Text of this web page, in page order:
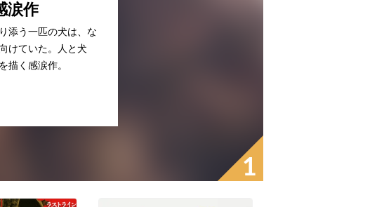
1
涙作
添う一匹の犬は、な
けていた。人と犬
描く感涙作。